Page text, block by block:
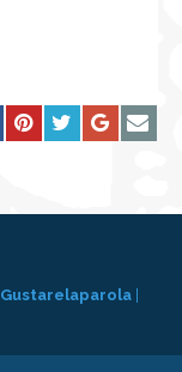
Gustarelaparola